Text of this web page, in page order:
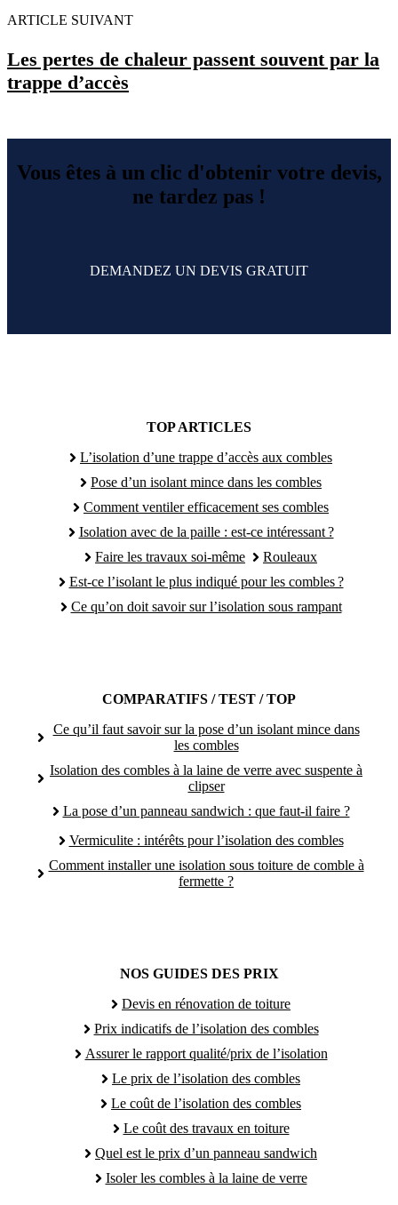
ARTICLE SUIVANT
Les pertes de chaleur passent souvent par la
trappe d’accès
Vous êtes à un clic d'obtenir votre devis,
ne tardez pas !
DEMANDEZ UN DEVIS GRATUIT
TOP ARTICLES
L’isolation d’une trappe d’accès aux combles
Pose d’un isolant mince dans les combles
Comment ventiler efficacement ses combles
Isolation avec de la paille : est-ce intéressant ?
Faire les travaux soi-même
Rouleaux
Est-ce l’isolant le plus indiqué pour les combles ?
Ce qu’on doit savoir sur l’isolation sous rampant
COMPARATIFS / TEST / TOP
Ce qu’il faut savoir sur la pose d’un isolant mince dans
les combles
Isolation des combles à la laine de verre avec suspente à
clipser
La pose d’un panneau sandwich : que faut-il faire ?
Vermiculite : intérêts pour l’isolation des combles
Comment installer une isolation sous toiture de comble à
fermette ?
NOS GUIDES DES PRIX
Devis en rénovation de toiture
Prix indicatifs de l’isolation des combles
Assurer le rapport qualité/prix de l’isolation
Le prix de l’isolation des combles
Le coût de l’isolation des combles
Le coût des travaux en toiture
Quel est le prix d’un panneau sandwich
Isoler les combles à la laine de verre